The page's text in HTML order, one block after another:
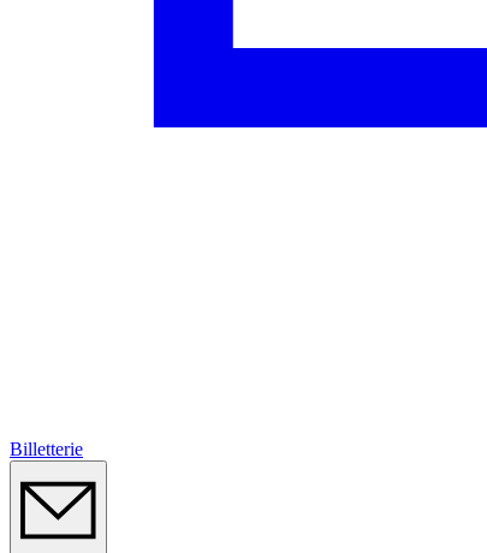
Billetterie